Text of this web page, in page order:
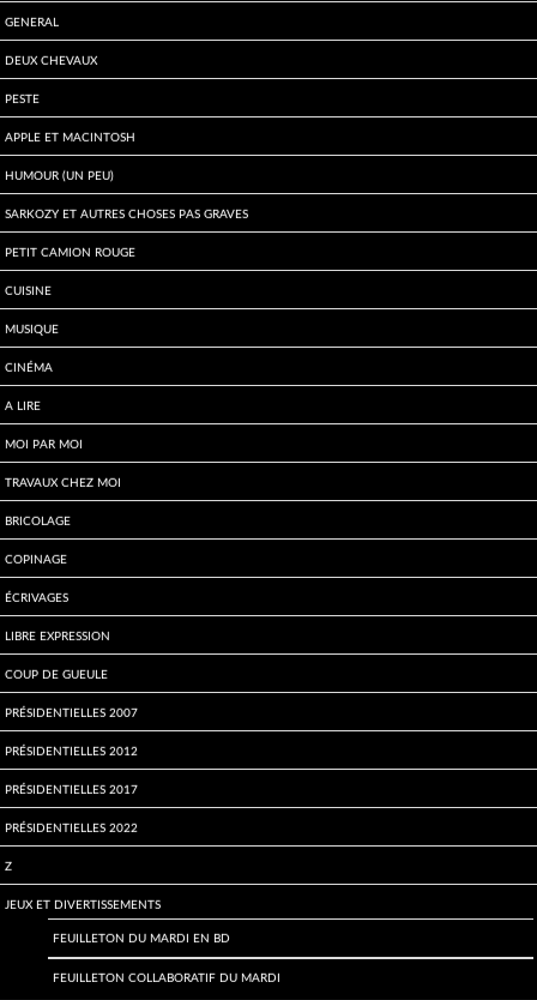
General
Deux Chevaux
Peste
Apple et Macintosh
Humour (un peu)
Sarkozy et autres choses pas graves
Petit Camion Rouge
Cuisine
Musique
Cinéma
A lire
Moi par Moi
Travaux chez moi
Bricolage
Copinage
écrivages
Libre expression
Coup de gueule
Présidentielles 2007
Présidentielles 2012
Présidentielles 2017
Présidentielles 2022
Z
Jeux et divertissements
Feuilleton du mardi en BD
Feuilleton collaboratif du mardi